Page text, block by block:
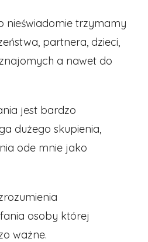
nieświadomie trzymamy
partnera, dzieci,
a nawet do
jest bardzo
dużego skupienia,
ode mnie jako
osoby której
ważne.